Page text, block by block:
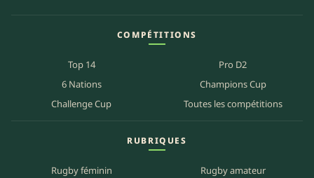
COMPÉTITIONS
Top 14
Pro D2
6 Nations
Champions Cup
Challenge Cup
Toutes les compétitions
RUBRIQUES
Rugby féminin
Rugby amateur